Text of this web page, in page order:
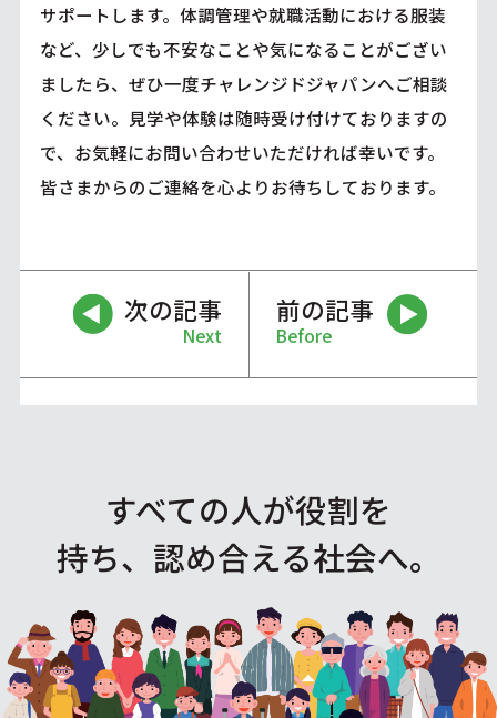
サポートします。体調管理や就職活動における服装
など、少しでも不安なことや気になることがござい
ましたら、ぜひ一度チャレンジドジャパンへご相談
ください。見学や体験は随時受け付けておりますの
で、お気軽にお問い合わせいただければ幸いです。
皆さまからのご連絡を心よりお待ちしております。
次の記事
Next
前の記事
Before
すべての人が役割を
持ち、認め合える社会へ。